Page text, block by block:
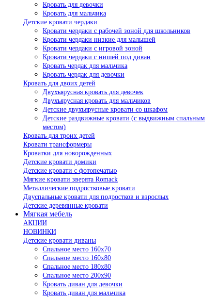
Кровать для девочки
Кровать для мальчика
Детские кровати чердаки
Кровати чердаки с рабочей зоной для школьников
Кровати чердаки низкие для малышей
Кровати чердаки с игровой зоной
Кровати чердаки с нишей под диван
Кровать чердак для мальчика
Кровать чердак для девочки
Кровать для двоих детей
Двухъярусная кровать для девочек
Двухъярусная кровать для мальчиков
Детские двухъярусные кровати со шкафом
Детские раздвижные кровати (с выдвижным спальным
местом)
Кровать для троих детей
Кровати трансформеры
Кроватки для новорожденных
Детские кровати домики
Детские кровати с фотопечатью
Мягкие кровати зверята Romack
Металлические подростковые кровати
Двуспальные кровати для подростков и взрослых
Детские деревянные кровати
Мягкая мебель
АКЦИИ
НОВИНКИ
Детские кровати диваны
Спальное место 160х70
Спальное место 160х80
Спальное место 180х80
Спальное место 200х90
Кровать диван для девочки
Кровать диван для мальчика